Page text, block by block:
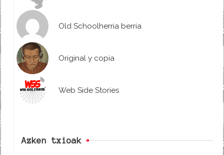
Old Schoolherria berria
Original y copia
Web Side Stories
Azken txioak